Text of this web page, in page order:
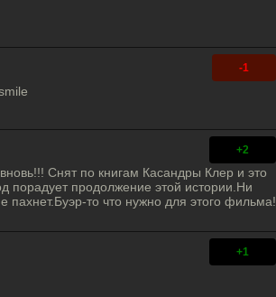
-1
+2
Снят по книгам Касандры Клер и это
порадует продолжение этой истории.Ни
то что нужно для этого фильма!
+1